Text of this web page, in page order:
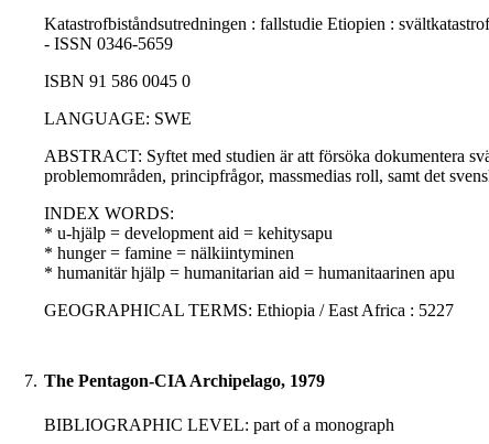
Katastrofbiståndsutredningen : fallstudie Etiopien :
- ISSN 0346-5659
ISBN 91 586 0045 0
LANGUAGE: SWE
ABSTRACT: Syftet med studien är att försöka dokumentera
problemområden, principfrågor, massmedias roll, samt det
INDEX WORDS:
* u-hjälp = development aid = kehitysapu
* hunger = famine = nälkiintyminen
* humanitär hjälp = humanitarian aid = humanitaarinen apu
GEOGRAPHICAL TERMS: Ethiopia / East Africa : 5227
7. The Pentagon-CIA Archipelago, 1979
BIBLIOGRAPHIC LEVEL: part of a monograph